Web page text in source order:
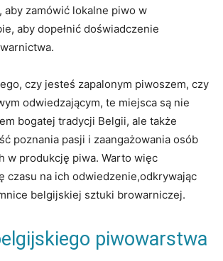
aby zamówić lokalne piwo‍ w​
aby​ dopełnić doświadczenie
czy jesteś zapalonym piwoszem, ⁣czy
⁤odwiedzającym, ⁣te miejsca⁢ są nie
bogatej tradycji‌ Belgii, ale także
⁣poznania pasji i zaangażowania osób‍
w‍ produkcję piwa. Warto więc
czasu na ich odwiedzenie,odkrywając
belgijskiej ‍sztuki browarniczej.
piwowarstwa